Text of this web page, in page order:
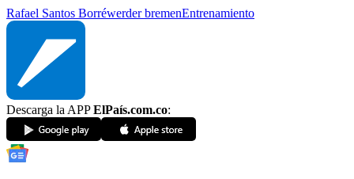
Rafael Santos Borréwerder bremenEntrenamiento
Descarga la APPElPaís.com.co: